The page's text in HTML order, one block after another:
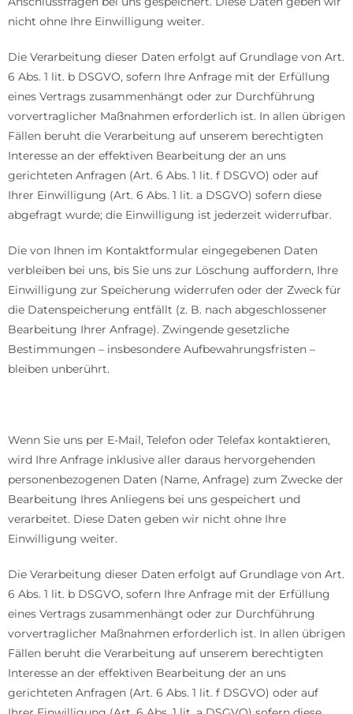
nicht ohne Ihre Einwilligung weiter.
Die Verarbeitung dieser Daten erfolgt auf Grundlage von Art.
6 Abs. 1 lit. b DSGVO, sofern Ihre Anfrage mit der Erfüllung
eines Vertrags zusammenhängt oder zur Durchführung
vorvertraglicher Maßnahmen erforderlich ist. In allen übrigen
Fällen beruht die Verarbeitung auf unserem berechtigten
Interesse an der effektiven Bearbeitung der an uns
gerichteten Anfragen (Art. 6 Abs. 1 lit. f DSGVO) oder auf
Ihrer Einwilligung (Art. 6 Abs. 1 lit. a DSGVO) sofern diese
abgefragt wurde; die Einwilligung ist jederzeit widerrufbar.
Die von Ihnen im Kontaktformular eingegebenen Daten
verbleiben bei uns, bis Sie uns zur Löschung auffordern, Ihre
Einwilligung zur Speicherung widerrufen oder der Zweck für
die Datenspeicherung entfällt (z. B. nach abgeschlossener
Bearbeitung Ihrer Anfrage). Zwingende gesetzliche
Bestimmungen – insbesondere Aufbewahrungsfristen –
bleiben unberührt.
Wenn Sie uns per E-Mail, Telefon oder Telefax kontaktieren,
wird Ihre Anfrage inklusive aller daraus hervorgehenden
personenbezogenen Daten (Name, Anfrage) zum Zwecke der
Bearbeitung Ihres Anliegens bei uns gespeichert und
verarbeitet. Diese Daten geben wir nicht ohne Ihre
Einwilligung weiter.
Die Verarbeitung dieser Daten erfolgt auf Grundlage von Art.
6 Abs. 1 lit. b DSGVO, sofern Ihre Anfrage mit der Erfüllung
eines Vertrags zusammenhängt oder zur Durchführung
vorvertraglicher Maßnahmen erforderlich ist. In allen übrigen
Fällen beruht die Verarbeitung auf unserem berechtigten
Interesse an der effektiven Bearbeitung der an uns
gerichteten Anfragen (Art. 6 Abs. 1 lit. f DSGVO) oder auf